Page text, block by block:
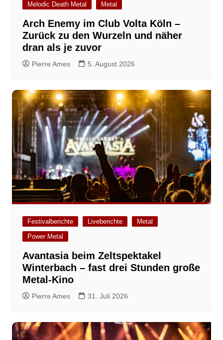
Melodic Death Metal
Metal
Arch Enemy im Club Volta Köln –
Zurück zu den Wurzeln und näher
dran als je zuvor
Pierre Ames 5. August 2026
Festivalberichte Liveberichte
Metal
Power Metal
Avantasia beim Zeltspektakel
Winterbach – fast drei Stunden große
Metal-Kino
Pierre Ames 31. Juli 2026